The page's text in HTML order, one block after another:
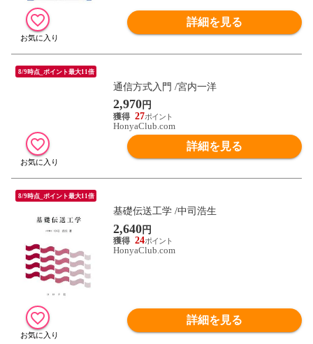
詳細を見る
8/9時点_ポイント最大11倍
通信方式入門 /宮内一洋
2,970円
27
HonyaClub.com
詳細を見る
8/9時点_ポイント最大11倍
基礎伝送工学 /中司浩生
2,640円
24
HonyaClub.com
詳細を見る